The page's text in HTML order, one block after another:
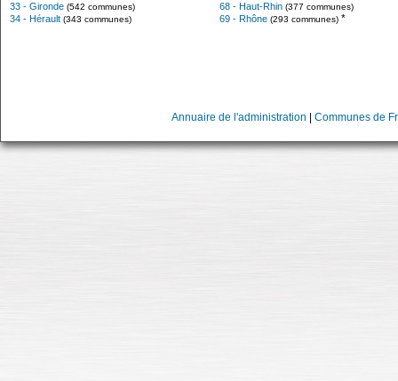
33 - Gironde (542 communes)
34 - Hérault (343 communes)
68 - Haut-Rhin (377 communes)
69 - Rhône (293 communes) *
Annuaire de l'administration Communes de